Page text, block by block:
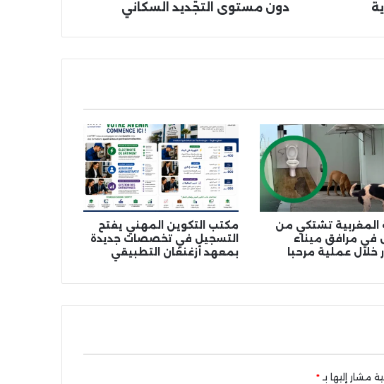
دون مستوى التجديد السكاني
المغربية تشتكي من
في مرافق ميناء
خلال عملية مرحبا
مكتب التكوين المهني يفتح
التسجيل في تخصصات جديدة
بمعهد أزغنغان التطبيقي
مشار إليها بـ *